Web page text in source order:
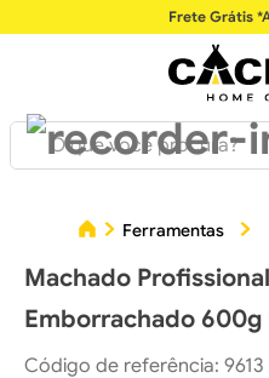
Frete Grátis
O que você procura?
Ferramentas
Machado
Emborrachado 600g
Código de referência: 9613